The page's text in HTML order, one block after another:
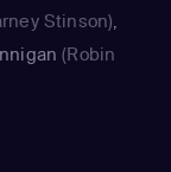
Stinson)
(Robin